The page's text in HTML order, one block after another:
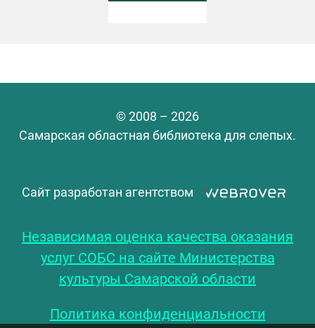
© 2008 – 2026
Самарская областная библиотека для слепых.
Сайт разработан агентством
Независимая оценка качества оказания
услуг СОБС на сайте Министерства
культуры Самарской области
Политика конфиденциальности